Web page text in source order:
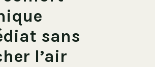
sans
l’air